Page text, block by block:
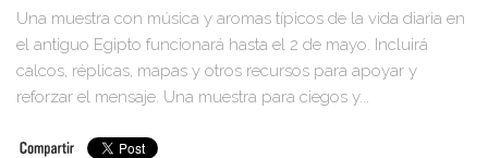
Una muestra con música y aromas típicos de la vida diaria en
el antiguo Egipto funcionará hasta el 2 de mayo. Incluirá
calcos, réplicas, mapas y otros recursos para apoyar y
reforzar el mensaje. Una muestra para ciegos y...